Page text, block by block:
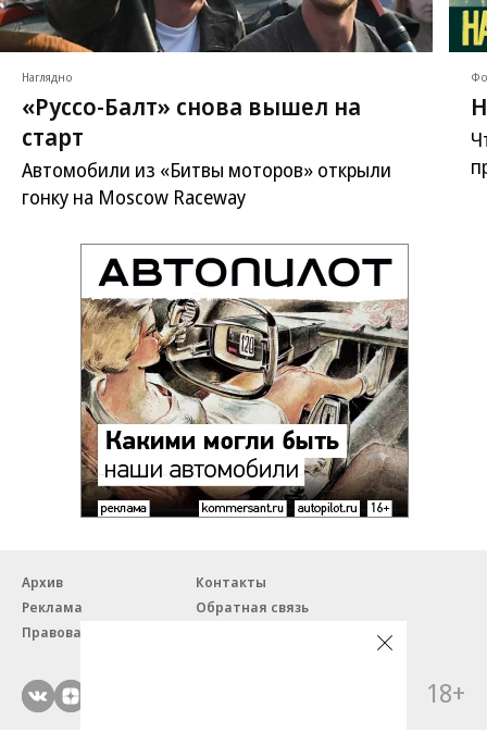
Наглядно
«Руссо-Балт» снова вышел на
старт
Автомобили из «Битвы моторов» открыли
гонку на Moscow Raceway
Архив
Контакты
Реклама
Обратная связь
Правовая информация
18+